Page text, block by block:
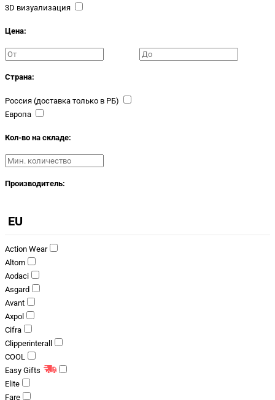
3D визуализация
Цена:
Страна:
Россия (доставка только в РБ)
Европа
Кол-во на складе:
Производитель:
EU
Action Wear
Altom
Aodaci
Asgard
Avant
Axpol
Cifra
Clipperinterall
COOL
Easy Gifts
Elite
Fare